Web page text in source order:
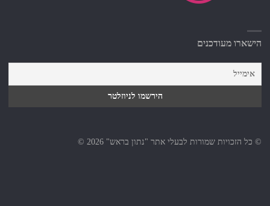
הישארו מעודכנים
© כל הזכויות שמורות לבעלי אתר "נתון בראש" 2026 ©